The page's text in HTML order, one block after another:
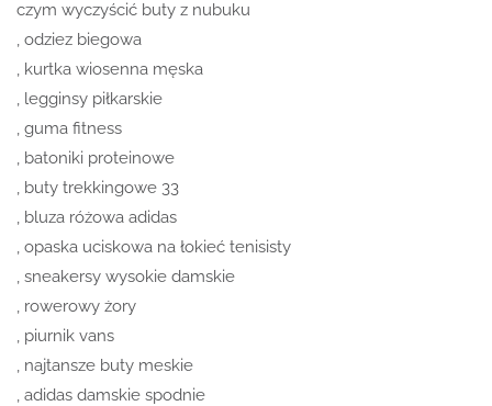
czym wyczyścić buty z nubuku
, odziez biegowa
, kurtka wiosenna męska
, legginsy piłkarskie
, guma fitness
, batoniki proteinowe
, buty trekkingowe 33
, bluza różowa adidas
, opaska uciskowa na łokieć tenisisty
, sneakersy wysokie damskie
, rowerowy żory
, piurnik vans
, najtansze buty meskie
, adidas damskie spodnie